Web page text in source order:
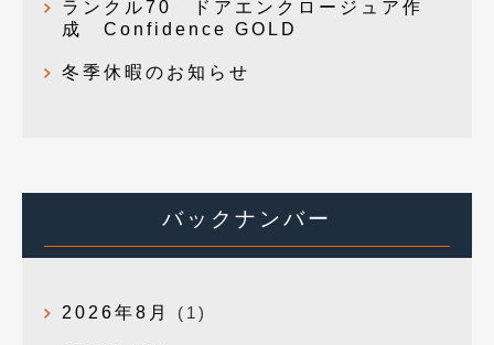
ランクル70 ドアエンクロージュア作
成 Confidence GOLD
冬季休暇のお知らせ
バックナンバー
2026年8月 (1)